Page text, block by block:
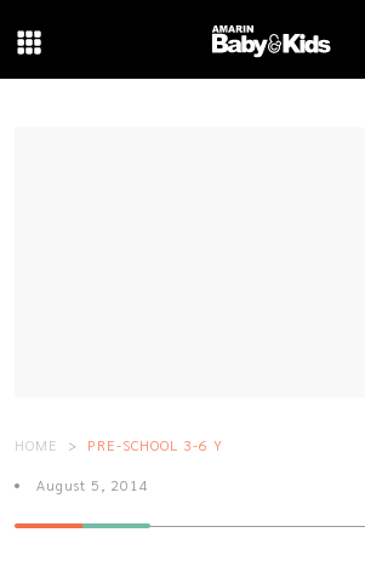
HOME PRE-SCHOOL 3-6 Y
August 5, 2014